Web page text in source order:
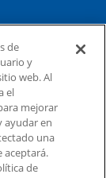
de
y
web. Al
el
mejorar
ayudar en
una
aceptará.
de